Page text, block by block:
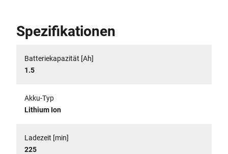
Spezifikationen
Batteriekapazität [Ah]
1.5
Akku-Typ
Lithium Ion
Ladezeit [min]
225